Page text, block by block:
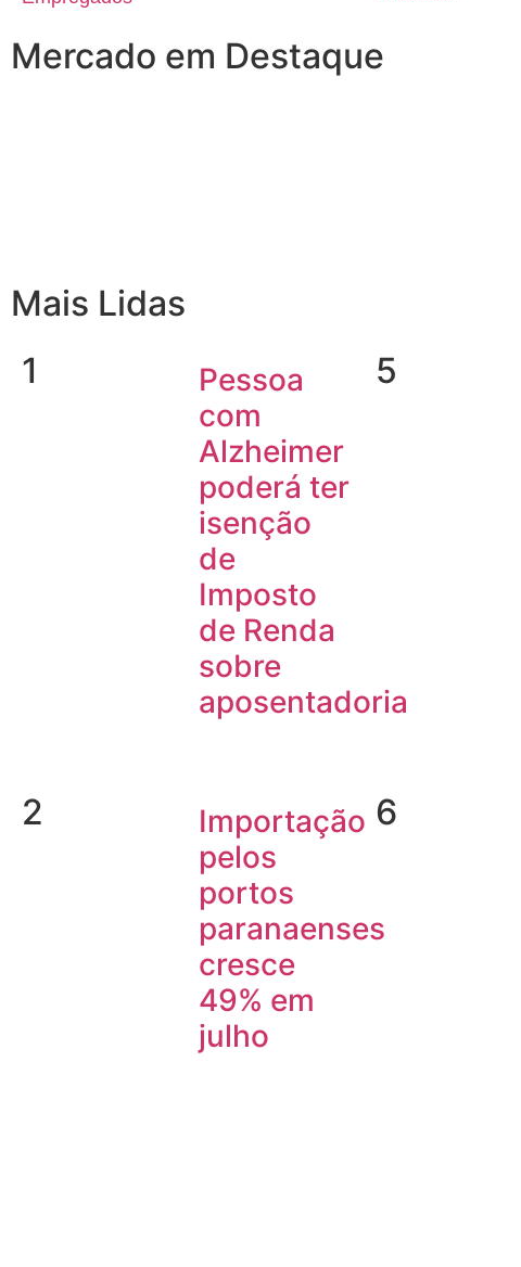
Mercado em Destaque
Mais Lidas
1
Pessoa
com
Alzheimer
poderá ter
isenção
de
Imposto
de Renda
sobre
aposentadoria
5
2
Importação
pelos
portos
paranaenses
cresce
49% em
julho
6